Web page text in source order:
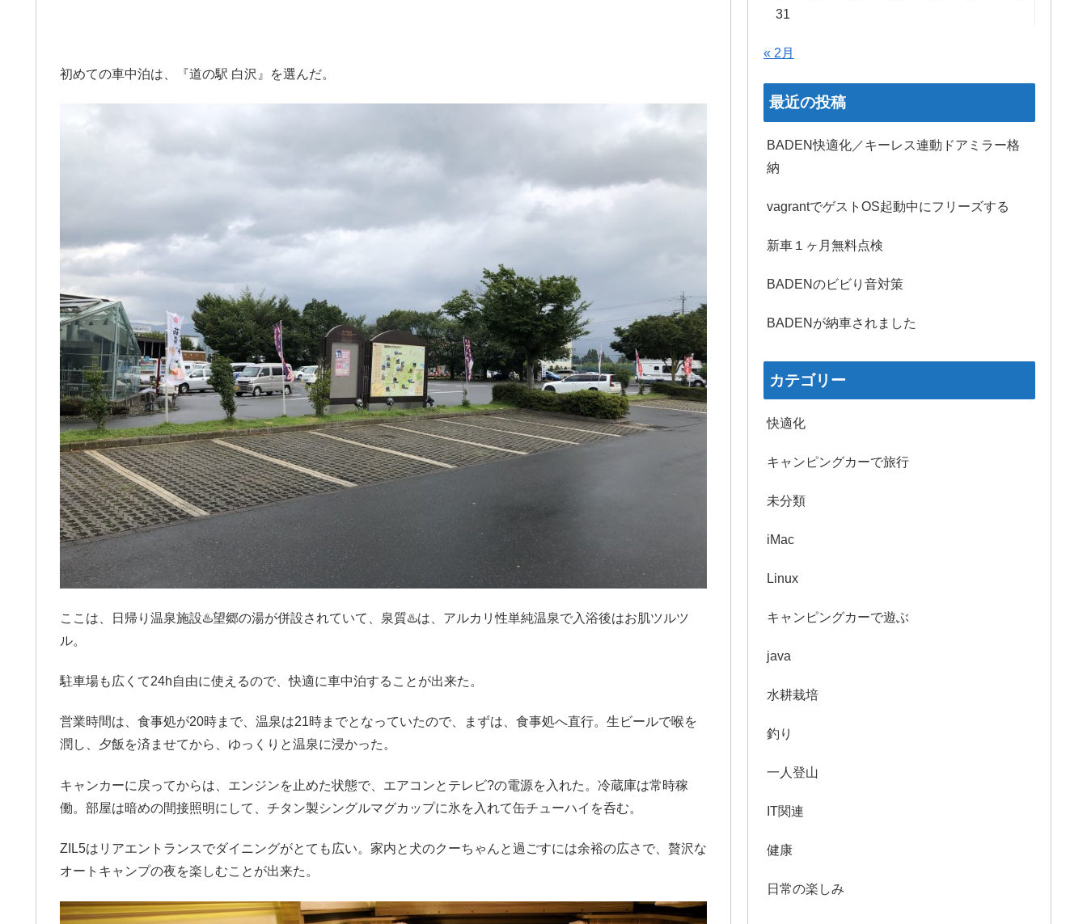
初めての車中泊は、『道の駅 白沢』を選んだ。
ここは、日帰り温泉施設♨️望郷の湯が併設されていて、泉質♨️は、アルカリ性単純温泉で入浴後はお肌ツルツ
ル。
駐車場も広くて24h自由に使えるので、快適に車中泊することが出来た。
営業時間は、食事処が20時まで、温泉は21時までとなっていたので、まずは、食事処へ直行。生ビールで喉を
潤し、夕飯を済ませてから、ゆっくりと温泉に浸かった。
キャンカーに戻ってからは、エンジンを止めた状態で、エアコンとテレビ?の電源を入れた。冷蔵庫は常時稼
働。部屋は暗めの間接照明にして、チタン製シングルマグカップに氷を入れて缶チューハイを呑む。
ZIL5はリアエントランスでダイニングがとても広い。家内と犬のクーちゃんと過ごすには余裕の広さで、贅沢な
オートキャンプの夜を楽しむことが出来た。
31
« 2月
最近の投稿
BADEN快適化／キーレス連動ドアミラー格
納
vagrantでゲストOS起動中にフリーズする
新車１ヶ月無料点検
BADENのビビり音対策
BADENが納車されました
カテゴリー
快適化
キャンピングカーで旅行
未分類
iMac
Linux
キャンピングカーで遊ぶ
java
水耕栽培
釣り
一人登山
IT関連
健康
日常の楽しみ